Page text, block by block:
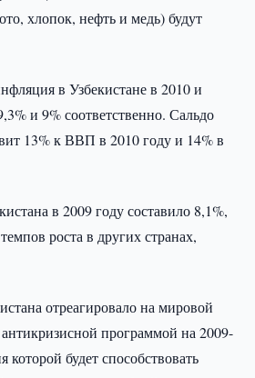
хлопок, нефть и медь) будут
в Узбекистане в 2010 и
и 9% соответственно. Сальдо
13% к ВВП в 2010 году и 14% в
в 2009 году составило 8,1%,
роста в других странах,
отреагировало на мировой
программой на 2009-
которой будет способствовать